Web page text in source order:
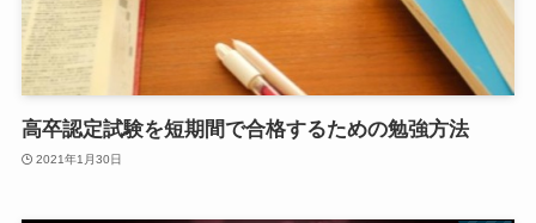
高卒認定試験を短期間で合格するための勉強方法
2021年1月30日